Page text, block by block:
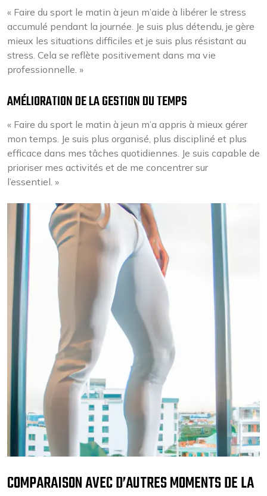
« Faire du sport le matin à jeun m’aide à libérer le stress
accumulé pendant la journée. Je suis plus détendu, je gère
mieux les situations difficiles et je suis plus résistant au
stress. Cela se reflète positivement dans ma vie
professionnelle. »
AMÉLIORATION DE LA GESTION DU TEMPS
« Faire du sport le matin à jeun m’a appris à mieux gérer
mon temps. Je suis plus organisé, plus discipliné et plus
efficace dans mes tâches quotidiennes. Je suis capable de
prioriser mes activités et de me concentrer sur
l’essentiel. »
COMPARAISON AVEC D’AUTRES MOMENTS DE LA